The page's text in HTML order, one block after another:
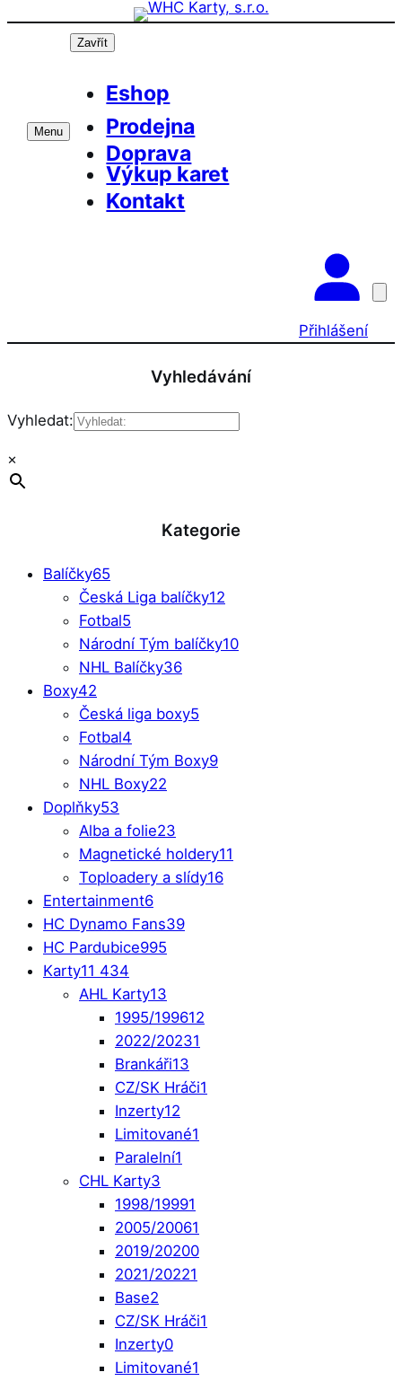
Přeskočit
Menu
Zavřít
Eshop
Prodejna
Doprava
Výkup karet
Kontakt
Přihlášení
Vyhledávání
Vyhledat:
×
Kategorie
Balíčky65
Česká Liga balíčky12
Fotbal5
Národní Tým balíčky10
NHL Balíčky36
Boxy42
Česká liga boxy5
Fotbal4
Národní Tým Boxy9
NHL Boxy22
Doplňky53
Alba a folie23
Magnetické holdery11
Toploadery a slídy16
Entertainment6
HC Dynamo Fans39
HC Pardubice995
Karty11 434
AHL Karty13
1995/199612
2022/20231
Brankáři13
CZ/SK Hráči1
Inzerty12
Limitované1
Paralelní1
CHL Karty3
1998/19991
2005/20061
2019/20200
2021/20221
Base2
CZ/SK Hráči1
Inzerty0
Limitované1